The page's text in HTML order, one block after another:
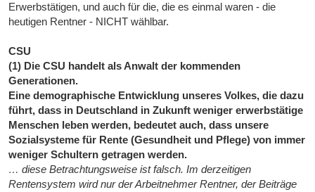
Erwerbstätigen, und auch für die, die es einmal waren - die
heutigen Rentner - NICHT wählbar.
CSU
(1) Die CSU handelt als Anwalt der kommenden
Generationen.
Eine demographische Entwicklung unseres Volkes, die dazu
führt, dass in Deutschland in Zukunft weniger erwerbstätige
Menschen leben werden, bedeutet auch, dass unsere
Sozialsysteme für Rente (Gesundheit und Pflege) von immer
weniger Schultern getragen werden.
… diese Betrachtungsweise ist falsch. Im derzeitigen
Rentensystem wird nur der Arbeitnehmer Rentner, der Beiträge